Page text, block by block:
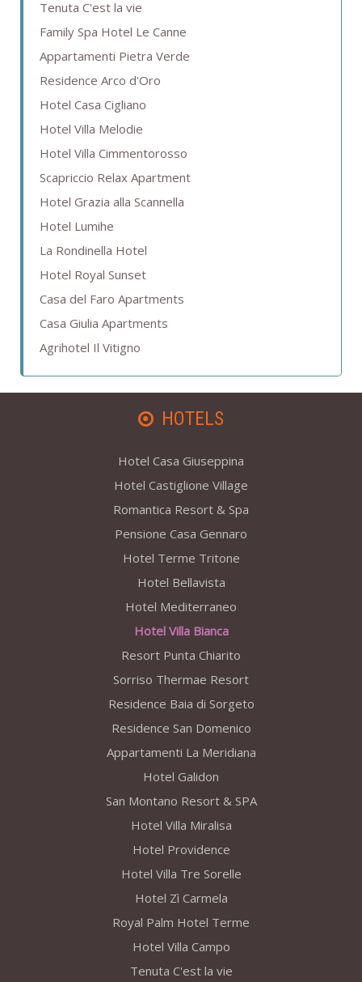
Tenuta C'est la vie
Family Spa Hotel Le Canne
Appartamenti Pietra Verde
Residence Arco d'Oro
Hotel Casa Cigliano
Hotel Villa Melodie
Hotel Villa Cimmentorosso
Scapriccio Relax Apartment
Hotel Grazia alla Scannella
Hotel Lumihe
La Rondinella Hotel
Hotel Royal Sunset
Casa del Faro Apartments
Casa Giulia Apartments
Agrihotel Il Vitigno
HOTELS
Hotel Casa Giuseppina
Hotel Castiglione Village
Romantica Resort & Spa
Pensione Casa Gennaro
Hotel Terme Tritone
Hotel Bellavista
Hotel Mediterraneo
Hotel Villa Bianca
Resort Punta Chiarito
Sorriso Thermae Resort
Residence Baia di Sorgeto
Residence San Domenico
Appartamenti La Meridiana
Hotel Galidon
San Montano Resort & SPA
Hotel Villa Miralisa
Hotel Providence
Hotel Villa Tre Sorelle
Hotel Zì Carmela
Royal Palm Hotel Terme
Hotel Villa Campo
Tenuta C'est la vie